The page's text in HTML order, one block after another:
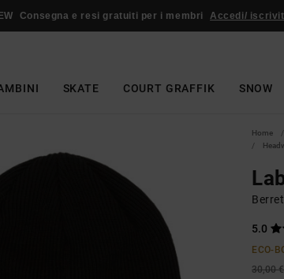
Consegna e resi gratuiti per i membri Accedi/
SKATE COURT GRAFFIK SNOW
Home
5.0
ECO-
30,00 €